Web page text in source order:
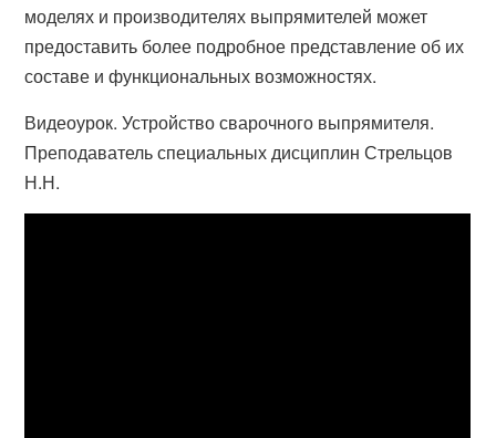
моделях и производителях выпрямителей может
предоставить более подробное представление об их
составе и функциональных возможностях.
Видеоурок. Устройство сварочного выпрямителя.
Преподаватель специальных дисциплин Стрельцов
Н.Н.